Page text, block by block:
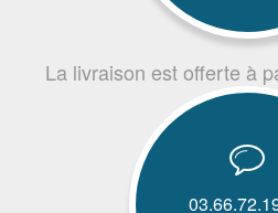
La livraison est offerte à